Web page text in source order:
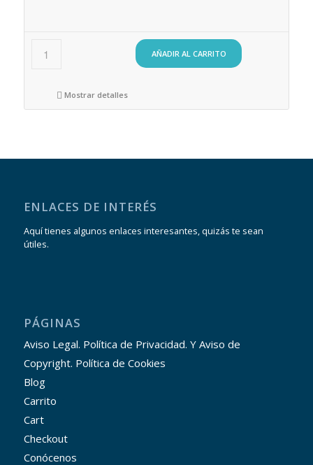
AÑADIR AL CARRITO
Mostrar detalles
ENLACES DE INTERÉS
Aquí tienes algunos enlaces interesantes, quizás te sean
útiles.
PÁGINAS
Aviso Legal. Política de Privacidad. Y Aviso de
Copyright. Política de Cookies
Blog
Carrito
Cart
Checkout
Conócenos